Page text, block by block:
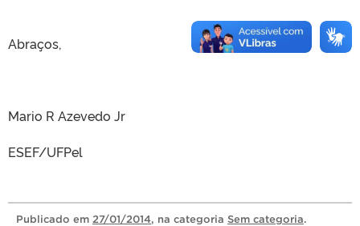
Abraços,
Mario R Azevedo Jr
ESEF/UFPel
Publicado em 27/01/2014, na categoria Sem categoria.